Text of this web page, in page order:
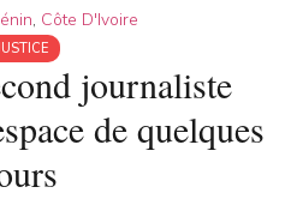
, Côte D'Ivoire
journaliste
de quelques